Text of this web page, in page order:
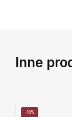
Inne
-10%